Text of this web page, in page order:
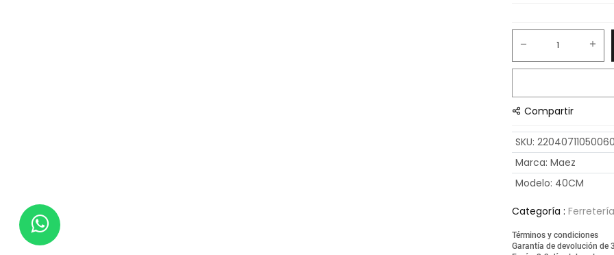
Compartir
SKU:
Marca: Maez
Modelo: 40CM
Categoría : Ferretería
Términos y condiciones
Garantía de devolución de